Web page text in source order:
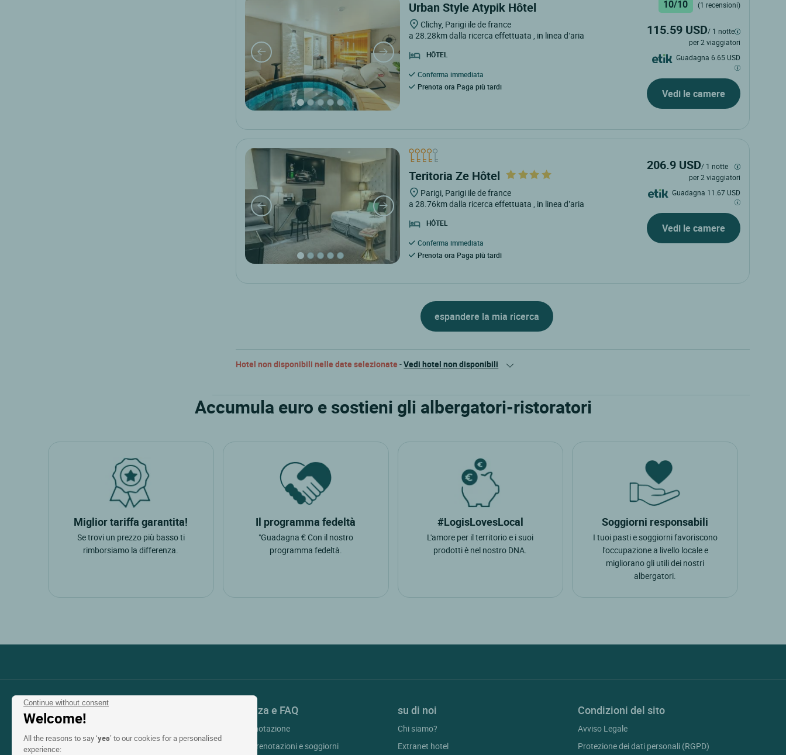
Continue without consent
Welcome!
All the reasons to say ‘yes’ to our cookies for a personalised
experience:
Urban Style Atypik Hôtel
Clichy, Parigi ile de france
a 28.28km dalla ricerca effettuata , in linea d’aria
HÔTEL
Conferma immediata
Prenota ora Paga più tardi
10/10 (1 recensioni)
115.59 USD/ 1 notte
per 2 viaggiatori
Guadagna 6.65 USD
Vedi le camere
Teritoria Ze Hôtel
Parigi, Parigi ile de france
a 28.76km dalla ricerca effettuata , in linea d’aria
HÔTEL
Conferma immediata
Prenota ora Paga più tardi
206.9 USD/ 1 notte
per 2 viaggiatori
Guadagna 11.67 USD
Vedi le camere
espandere la mia ricerca
Hotel non disponibili nelle date selezionate -Vedi hotel non disponibili
Accumula euro e sostieni gli albergatori-ristoratori
Miglior tariffa garantita!
Se trovi un prezzo più basso ti
rimborsiamo la differenza.
Il programma fedeltà
"Guadagna € Con il nostro
programma fedeltà.
#LogisLovesLocal
L'amore per il territorio e i suoi
prodotti è nel nostro DNA.
Soggiorni responsabili
I tuoi pasti e soggiorni favoriscono
l'occupazione a livello locale e
migliorano gli utili dei nostri
albergatori.
Contattare il Servizio Clienti
Prenotazione senza tasse
Assistenza e FAQ
Le mie prenotazione
Aiuto per prenotazioni e soggiorni
su di noi
Chi siamo?
Extranet hotel
Condizioni del sito
Avviso Legale
Protezione dei dati personali (RGPD)